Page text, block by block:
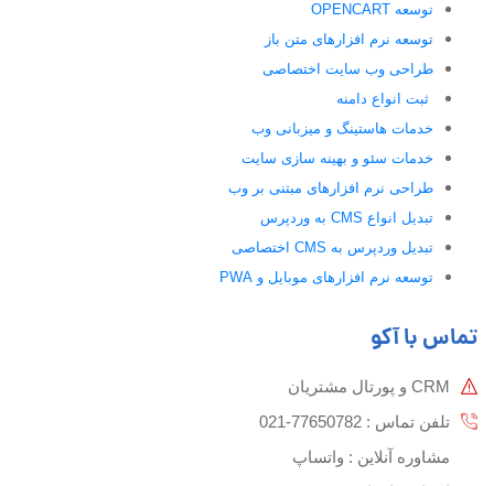
توسعه OPENCART
توسعه نرم افزارهای متن باز
طراحی وب سایت اختصاصی
ثبت انواع دامنه
خدمات هاستینگ و میزبانی وب
خدمات سئو و بهینه سازی سایت
طراحی نرم افزارهای مبتنی بر وب
تبدیل انواع CMS به وردپرس
تبدیل وردپرس به CMS اختصاصی
توسعه نرم افزارهای موبایل و PWA
تماس با آکو
CRM و پورتال مشتریان
تلفن تماس :‌ 77650782-021
مشاوره آنلاین : واتساپ